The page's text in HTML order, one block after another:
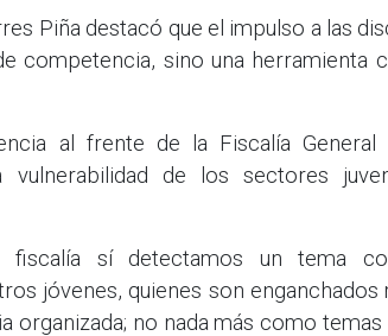
Piña destacó que el impulso a las
competencia, sino una herramienta
al frente de la Fiscalía General
vulnerabilidad de los sectores
sí detectamos un tema
jóvenes, quienes son
organizada; no nada más como